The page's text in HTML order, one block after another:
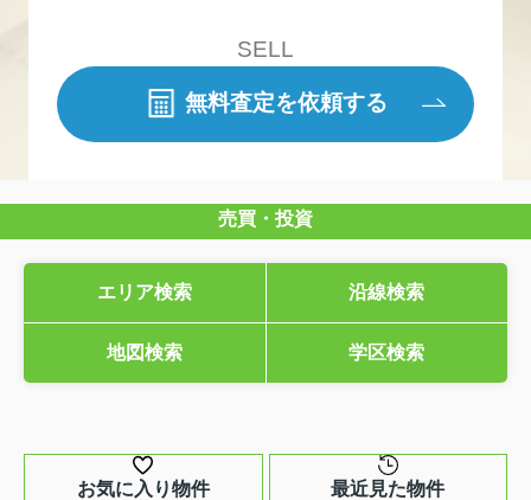
SELL
無料査定を依頼する
売買・投資
エリア検索 沿線検索
地図検索 学区検索
お気に入り物件 最近見た物件